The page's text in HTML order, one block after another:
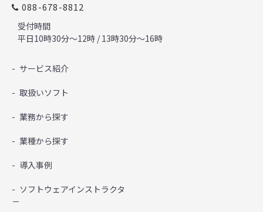
088-678-8812
受付時間
平日10時30分～12時 / 13時30分～16時
サービス紹介
取扱いソフト
業務から探す
業種から探す
導入事例
ソフトウェアインストラクタ
－